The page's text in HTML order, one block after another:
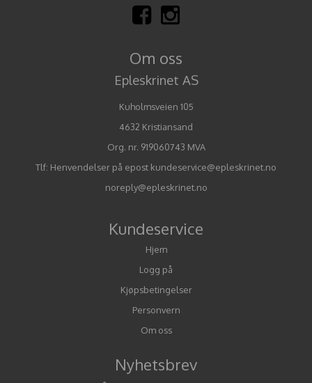
Om oss
Epleskrinet AS
Kuholmsveien 105
4632 Kristiansand
Org. nr. 919060743 MVA
Tlf: Henvendelser på epost kundeservice@epleskrinet.no
noreply@epleskrinet.no
Kundeservice
Hjem
Logg på
Kjøpsbetingelser
Personvern
Om oss
Nyhetsbrev